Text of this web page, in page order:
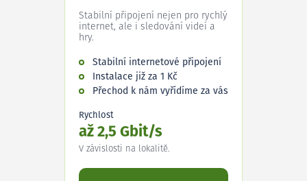
Stabilní připojení nejen pro rychlý
internet, ale i sledování videí a
hry.
Stabilní internetové připojení
Instalace již za 1 Kč
Přechod k nám vyřídíme za vás
Rychlost
až 2,5 Gbit/s
V závislosti na lokalitě.